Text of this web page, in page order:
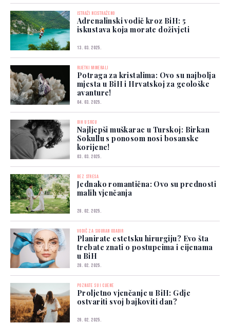
ISTRAŽI NEISTRAŽENO
Adrenalinski vodič kroz BiH: 5
iskustava koja morate doživjeti
13. 03. 2025.
RIJETKI MINERALI
Potraga za kristalima: Ovo su najbolja
mjesta u BiH i Hrvatskoj za geološke
avanture!
04. 03. 2025.
BIH U SRCU
Najljepši muškarac u Turskoj: Birkan
Sokullu s ponosom nosi bosanske
korijene!
03. 03. 2025.
BEZ STRESA
Jednako romantična: Ovo su prednosti
malih vjenčanja
28. 02. 2025.
VODIČ ZA SIGURAN ODABIR
Planirate estetsku hirurgiju? Evo šta
trebate znati o postupcima i cijenama
u BiH
28. 02. 2025.
POZNATE SU I CIJENE
Proljetno vjenčanje u BiH: Gdje
ostvariti svoj bajkoviti dan?
26. 02. 2025.